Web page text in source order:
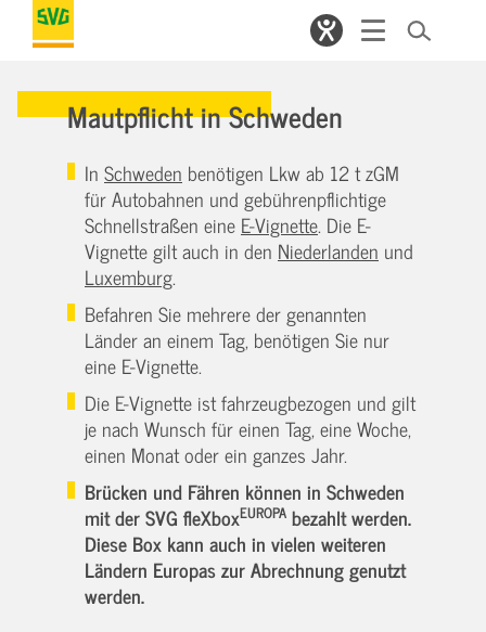
Mautpflicht in Schweden
In Schweden benötigen Lkw ab 12 t zGM
für Autobahnen und gebührenpflichtige
Schnellstraßen eine E-Vignette. Die E-
Vignette gilt auch in den Niederlanden und
Luxemburg.
Befahren Sie mehrere der genannten
Länder an einem Tag, benötigen Sie nur
eine E-Vignette.
Die E-Vignette ist fahrzeugbezogen und gilt
je nach Wunsch für einen Tag, eine Woche,
einen Monat oder ein ganzes Jahr.
Brücken und Fähren können in Schweden
mit der SVG fleXboxEUROPA bezahlt werden.
Diese Box kann auch in vielen weiteren
Ländern Europas zur Abrechnung genutzt
werden.